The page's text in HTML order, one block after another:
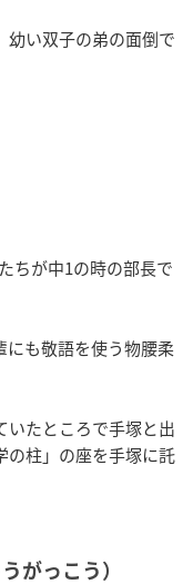
幼い双子の弟の面倒で
ちが中1の時の部長で
も敬語を使う物腰柔
いたところで手塚と出
の柱」の座を手塚に託
がっこう）